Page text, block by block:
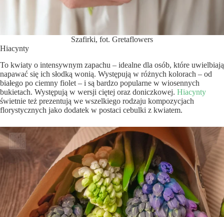
Szafirki, fot. Gretaflowers
Hiacynty
To kwiaty o intensywnym zapachu – idealne dla osób, które uwielbiają
napawać się ich słodką wonią. Występują w różnych kolorach – od
białego po ciemny fiolet – i są bardzo popularne w wiosennych
bukietach. Występują w wersji ciętej oraz doniczkowej. Hiacynty
świetnie też prezentują we wszelkiego rodzaju kompozycjach
florystycznych jako dodatek w postaci cebulki z kwiatem.